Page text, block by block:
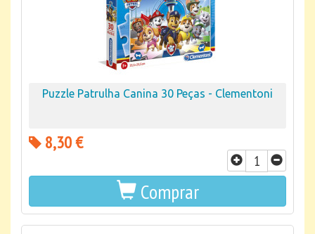
Puzzle Patrulha Canina 30 Peças - Clementoni
8,30 €
Comprar